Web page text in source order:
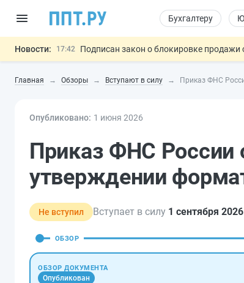
Бухгалтеру
Новости: 17:42 Подписан закон о блокировке продажи
16:02 Госпошлину за устранение ошибок в
11:31
Важно Разработают единые
Главная Обзоры Вступают в силу Приказ ФНС
Опубликовано: 1 июня 2026
Приказ ФНС
утверждении
Не вступил Вступает в силу 1 сентября 2026
ОБЗОР
ОБЗОР ДОКУМЕНТА
Опубликован